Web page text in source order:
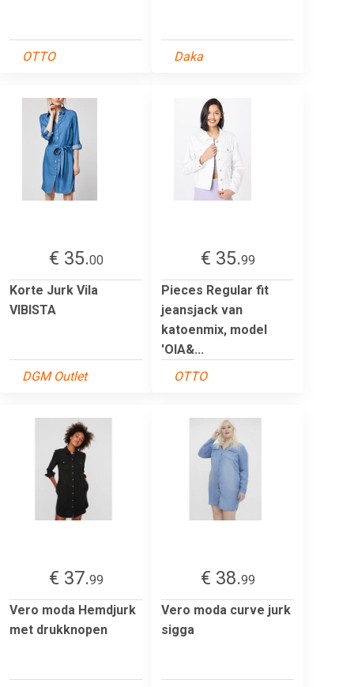
OTTO Daka
€ 35.00
Korte Jurk Vila
VIBISTA
DGM Outlet
€ 35.99
Pieces Regular fit
jeansjack van
katoenmix, model
'OIA&...
OTTO
€ 37.99
Vero moda Hemdjurk
met drukknopen
€ 38.99
Vero moda curve jurk
sigga